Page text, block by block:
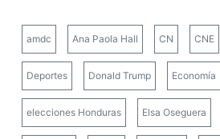
amdc Ana Paola Hall CN CNE
Deportes Donald Trump Economía
elecciones Honduras Elsa Oseguera